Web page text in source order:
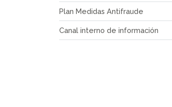
Plan Medidas Antifraude
Canal interno de información